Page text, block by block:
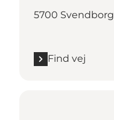
5700 Svendborg
Find vej